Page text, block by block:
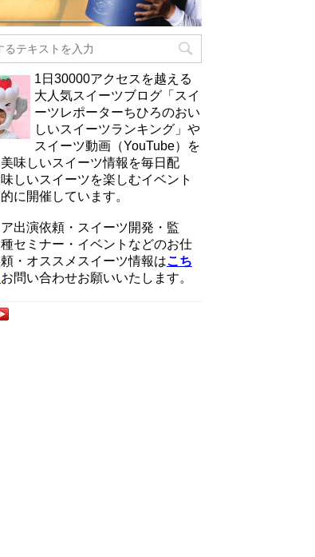
1日30000アクセスを越える
大人気スイーツブログ「スイ
ーツレポーターちひろのおい
しいスイーツランキング」や
スイーツ動画（YouTube）を
味しいスイーツ情報を毎日配
しいスイーツを楽しむイベント
に開催しています。
ア出演依頼・スイーツ開発・監
セミナー・イベントなどのお仕
・オススメスイーツ情報はこち
お問い合わせお願いいたします。